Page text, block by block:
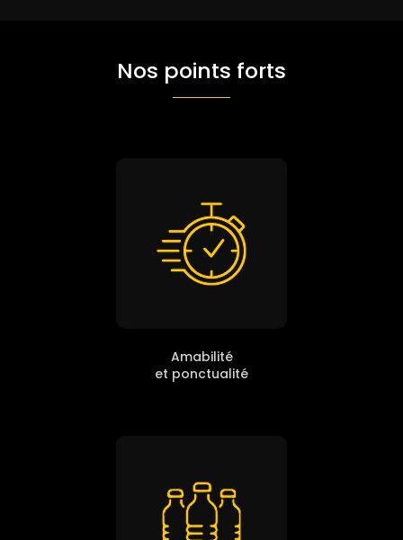
Nos points forts
Amabilité
et ponctualité